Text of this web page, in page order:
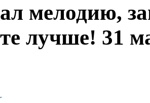
мелодию,
лучше! 31